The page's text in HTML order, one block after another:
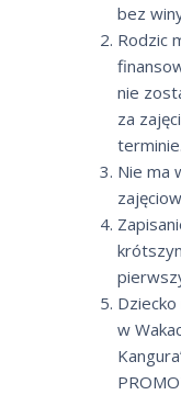
bez
Rodzic
nie
za
terminie.
Nie ma
w